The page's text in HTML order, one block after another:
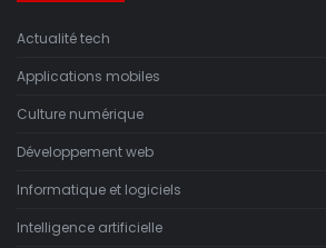
Actualité tech
Applications mobiles
Culture numérique
Développement web
Informatique et logiciels
Intelligence artificielle